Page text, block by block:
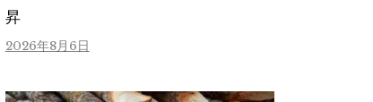
昇
2026年8月6日